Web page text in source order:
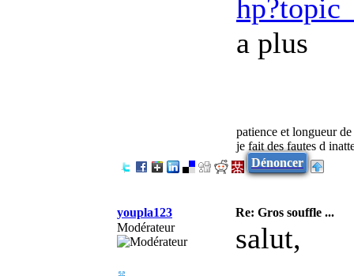
a plus
patience et longueur
je fait des fautes d
Dénoncer
youpla123
Re: Gros souffle ...
Modérateur
salut,